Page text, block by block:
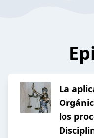
La
los